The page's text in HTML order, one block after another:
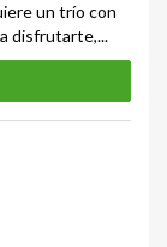
un trío con
disfrutarte,...